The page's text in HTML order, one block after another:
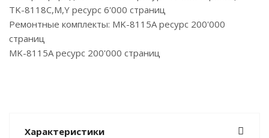
TK-8118C,M,Y ресурс 6'000 страниц
Ремонтные комплекты: MK-8115A ресурс 200'000
страниц
MK-8115A ресурс 200'000 страниц
Характеристики